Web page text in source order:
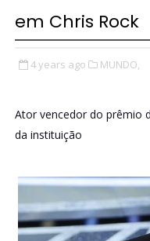
em Chris Rock
4 years ago MUNDO,
Ator vencedor do prêmio
da instituição